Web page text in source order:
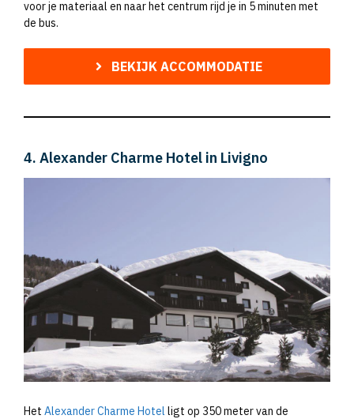
voor je materiaal en naar het centrum rijd je in 5 minuten met
de bus.
BEKIJK ACCOMMODATIE
4. Alexander Charme Hotel in Livigno
Het Alexander Charme Hotel ligt op 350 meter van de